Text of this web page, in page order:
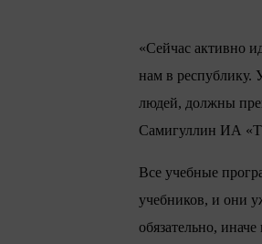
«Сейчас активно
нам в республику.
людей, должны
Самигуллин ИА
Все учебные
учебников, и они
обязательно,